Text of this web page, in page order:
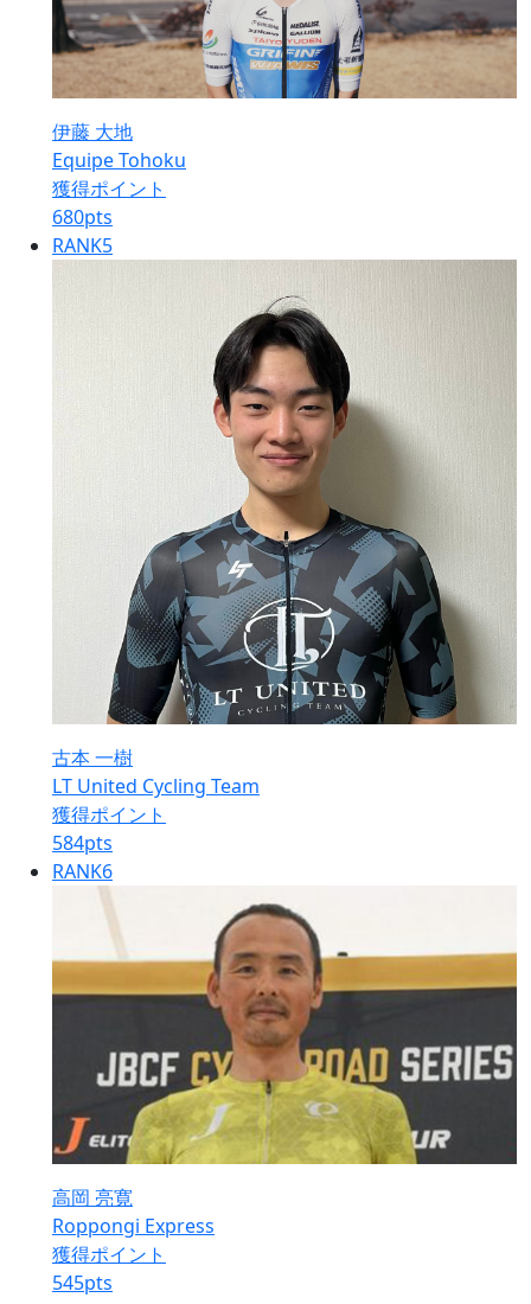
伊藤 大地
Equipe Tohoku
獲得ポイント
680pts
RANK5
古本 一樹
LT United Cycling Team
獲得ポイント
584pts
RANK6
高岡 亮寛
Roppongi Express
獲得ポイント
545pts